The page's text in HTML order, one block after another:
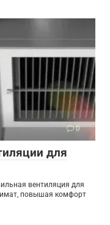
0
для
вентиляция для
повышая комфорт